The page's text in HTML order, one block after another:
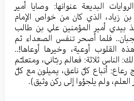
البديعة عنوانها: وصايا أمير
زياد، الذي كان من خواص الإمام
أمير المؤمنين علي بن طالب
فلما أصحر تنفس الصعداء ثم
القلوب أوعية، وخيرها أوعاها!..
الناس ثلاثة: فعالم ربـّاني، ومتعلـّم
أتباع كلّ ناعق، يميلون مع كلّ
ولم يلجؤوا إلى ركن وثيق).